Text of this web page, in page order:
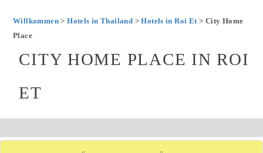
Willkommen>Hotels in Thailand >Hotels in Roi Et> City Home
Place
CITY HOME PLACE IN ROI
ET